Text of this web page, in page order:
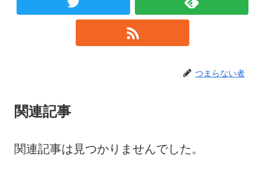
つまらない者
関連記事
関連記事は見つかりませんでした。